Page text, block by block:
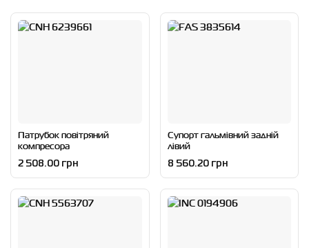
Патрубок повітряний
компресора
2 508.00 грн
Супорт гальмівний задній
лівий
8 560.20 грн